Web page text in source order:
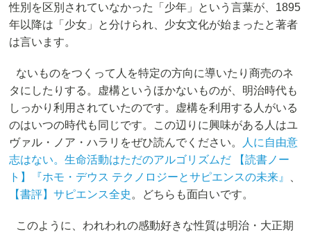
性別を区別されていなかった「少年」という言葉が、1895
年以降は「少女」と分けられ、少女文化が始まったと著者
は言います。
ないものをつくって人を特定の方向に導いたり商売のネ
タにしたりする。虚構というほかないものが、明治時代も
しっかり利用されていたのです。虚構を利用する人がいる
のはいつの時代も同じです。この辺りに興味がある人はユ
ヴァル・ノア・ハラリをぜひ読んでください。
人に自由意
志はない。生命活動はただのアルゴリズムだ 【読書ノー
ト】『ホモ・デウス テクノロジーとサピエンスの未来』
【書評】サピエンス全史 。どちらも面白いです。
このように、われわれの感動好きな性質は明治・大正期